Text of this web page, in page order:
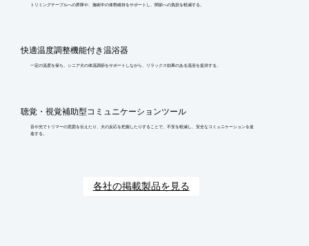
トリミングテーブルへの昇降や、施術中の体勢維持をサポートし、関節への負担を軽減する。
快適温度調整機能付き温浴器
一定の温度を保ち、シニア犬の体温調節をサポートしながら、リラックス効果のある温浴を提供する。
聴覚・視覚補助型コミュニケーションツール
音や光でトリマーの意図を伝えたり、犬の反応を把握したりすることで、不安を軽減し、安全なコミュニケーションを促
進する。
各社の掲載製品を見る